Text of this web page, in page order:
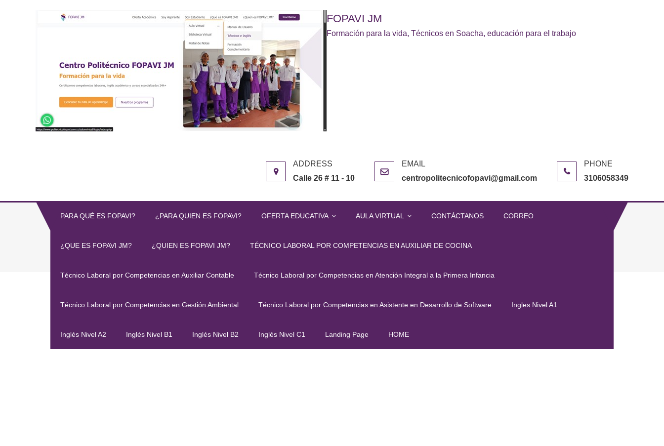
FOPAVI JM
Formación para la vida, Técnicos en Soacha, educación para el trabajo
Calle 26 # 11 - 10 centropolitecnicofopavi@gmail.com 3106058349
PARA QUÉ ES FOPAVI? ¿PARA QUIEN ES FOPAVI? OFERTA EDUCATIVA AULA VIRTUAL CONTÁCTANOS CORREO
¿QUE ES FOPAVI JM? ¿QUIEN ES FOPAVI JM? TÉCNICO LABORAL POR COMPETENCIAS EN AUXILIAR DE COCINA
Técnico Laboral por Competencias en Auxiliar Contable Técnico Laboral por Competencias en Atención Integral a la Primera Infancia
Técnico Laboral por Competencias en Gestión Ambiental Técnico Laboral por Competencias en Asistente en Desarrollo de Software Ingles Nivel A1
Inglés Nivel A2 Inglés Nivel B1 Inglés Nivel B2 Inglés Nivel C1 Landing Page HOME
PRUEBA CURSOS